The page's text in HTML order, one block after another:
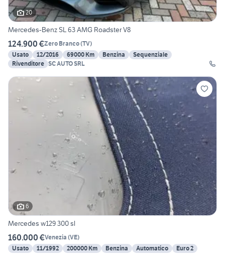
20
Mercedes-Benz SL 63 AMG Roadster V8
124.900 €Zero Branco(TV)
Usato
12/2016 69000 Km Benzina
Sequenziale
Rivenditore SC AUTO SRL
6
Mercedes w129 300 sl
160.000 €Venezia (VE)
Usato
11/1992 200000 Km Benzina Automatico Euro 2